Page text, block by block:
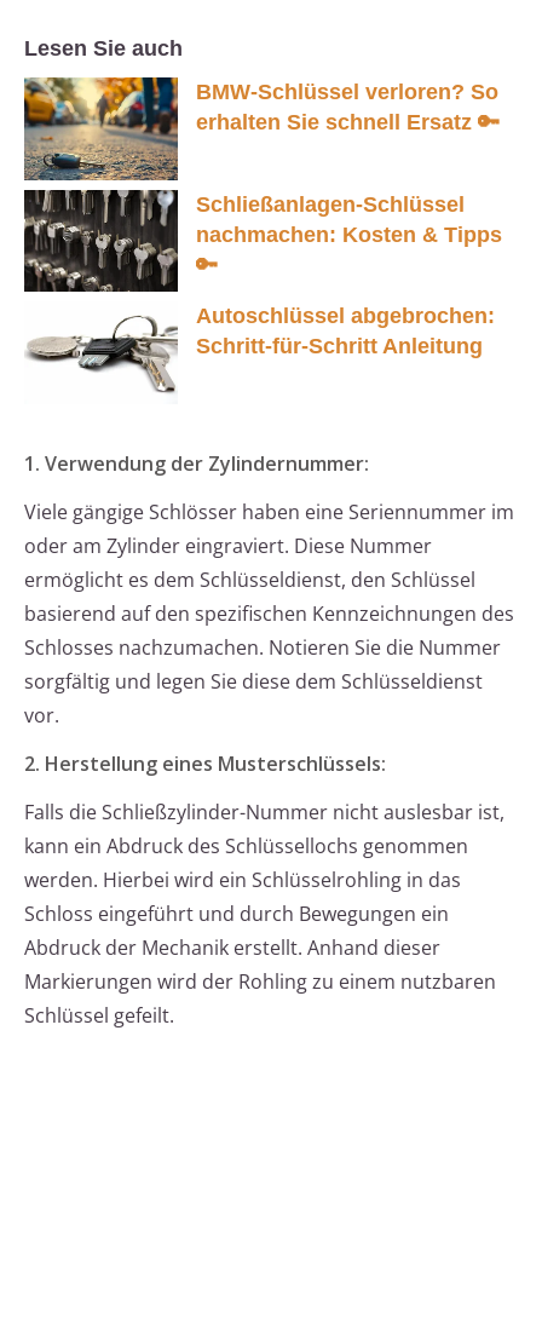
Lesen Sie auch
BMW-Schlüssel verloren? So
erhalten Sie schnell Ersatz 🔑
Schließanlagen-Schlüssel
nachmachen: Kosten & Tipps
🔑
Autoschlüssel abgebrochen:
Schritt-für-Schritt Anleitung
1. Verwendung der Zylindernummer:
Viele gängige Schlösser haben eine Seriennummer im
oder am Zylinder eingraviert. Diese Nummer
ermöglicht es dem Schlüsseldienst, den Schlüssel
basierend auf den spezifischen Kennzeichnungen des
Schlosses nachzumachen. Notieren Sie die Nummer
sorgfältig und legen Sie diese dem Schlüsseldienst
vor.
2. Herstellung eines Musterschlüssels:
Falls die Schließzylinder-Nummer nicht auslesbar ist,
kann ein Abdruck des Schlüssellochs genommen
werden. Hierbei wird ein Schlüsselrohling in das
Schloss eingeführt und durch Bewegungen ein
Abdruck der Mechanik erstellt. Anhand dieser
Markierungen wird der Rohling zu einem nutzbaren
Schlüssel gefeilt.